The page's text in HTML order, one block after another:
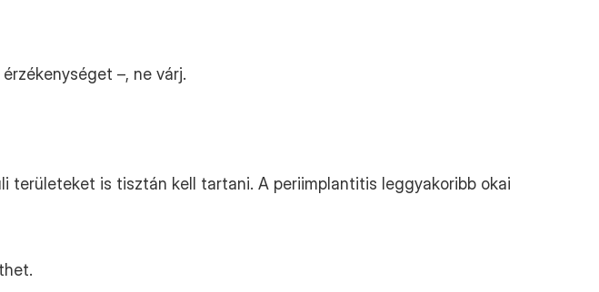
–, ne várj.
területeket is tisztán kell tartani. A periimplantitis leggyakoribb okai